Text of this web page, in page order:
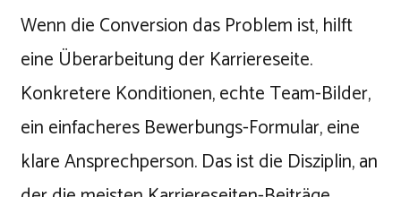
Wenn die Conversion das Problem ist, hilft
eine Überarbeitung der Karriereseite.
Konkretere Konditionen, echte Team-Bilder,
ein einfacheres Bewerbungs-Formular, eine
klare Ansprechperson. Das ist die Disziplin, an